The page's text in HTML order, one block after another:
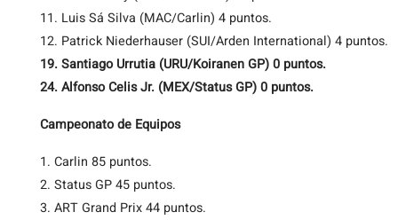
11. Luis Sá Silva (MAC/Carlin) 4 puntos.
12. Patrick Niederhauser (SUI/Arden International) 4 puntos.
19. Santiago Urrutia (URU/Koiranen GP) 0 puntos.
24. Alfonso Celis Jr. (MEX/Status GP) 0 puntos.
Campeonato de Equipos
1. Carlin 85 puntos.
2. Status GP 45 puntos.
3. ART Grand Prix 44 puntos.